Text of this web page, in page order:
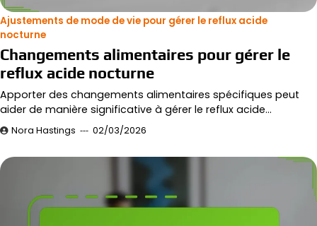
Ajustements de mode de vie pour gérer le reflux acide
nocturne
Changements alimentaires pour gérer le
reflux acide nocturne
Apporter des changements alimentaires spécifiques peut
aider de manière significative à gérer le reflux acide…
Nora Hastings 02/03/2026